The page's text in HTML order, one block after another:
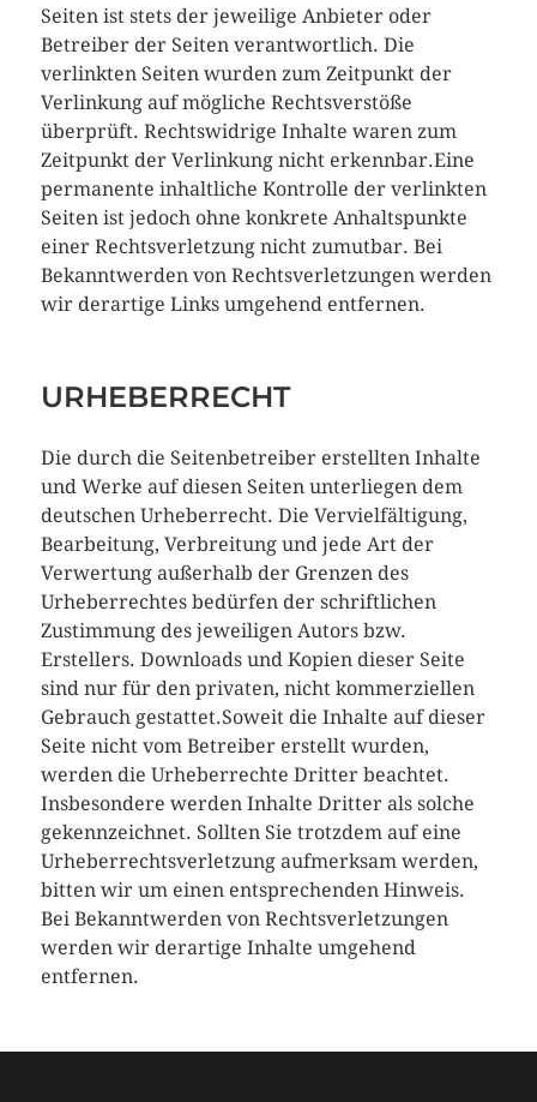
Seiten ist stets der jeweilige Anbieter oder
Betreiber der Seiten verantwortlich. Die
verlinkten Seiten wurden zum Zeitpunkt der
Verlinkung auf mögliche Rechtsverstöße
überprüft. Rechtswidrige Inhalte waren zum
Zeitpunkt der Verlinkung nicht erkennbar.Eine
permanente inhaltliche Kontrolle der verlinkten
Seiten ist jedoch ohne konkrete Anhaltspunkte
einer Rechtsverletzung nicht zumutbar. Bei
Bekanntwerden von Rechtsverletzungen werden
wir derartige Links umgehend entfernen.
URHEBERRECHT
Die durch die Seitenbetreiber erstellten Inhalte
und Werke auf diesen Seiten unterliegen dem
deutschen Urheberrecht. Die Vervielfältigung,
Bearbeitung, Verbreitung und jede Art der
Verwertung außerhalb der Grenzen des
Urheberrechtes bedürfen der schriftlichen
Zustimmung des jeweiligen Autors bzw.
Erstellers. Downloads und Kopien dieser Seite
sind nur für den privaten, nicht kommerziellen
Gebrauch gestattet.Soweit die Inhalte auf dieser
Seite nicht vom Betreiber erstellt wurden,
werden die Urheberrechte Dritter beachtet.
Insbesondere werden Inhalte Dritter als solche
gekennzeichnet. Sollten Sie trotzdem auf eine
Urheberrechtsverletzung aufmerksam werden,
bitten wir um einen entsprechenden Hinweis.
Bei Bekanntwerden von Rechtsverletzungen
werden wir derartige Inhalte umgehend
entfernen.